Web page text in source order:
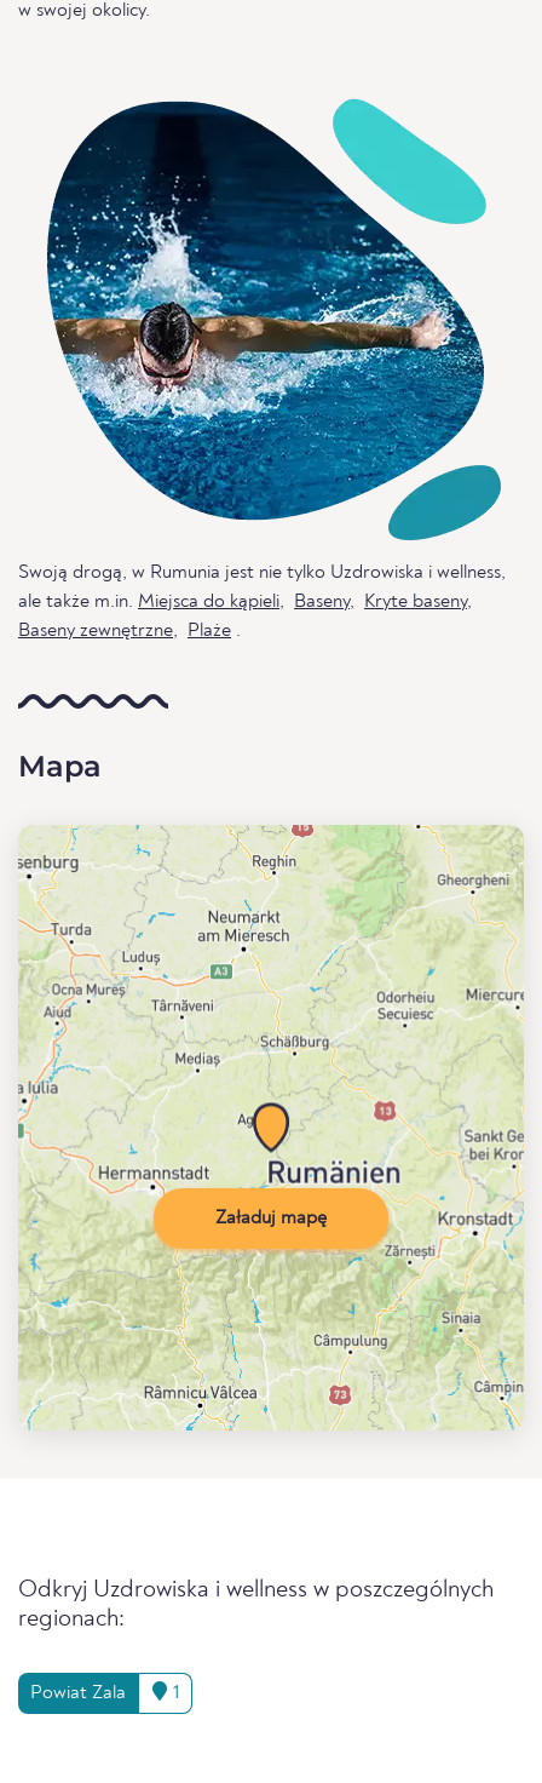
w swojej okolicy.
Swoją drogą, w Rumunia jest nie tylko Uzdrowiska i wellness,
ale także m.in. Miejsca do kąpieli, Baseny, Kryte baseny,
Baseny zewnętrzne, Plaże .
Mapa
Załaduj mapę
Odkryj Uzdrowiska i wellness w poszczególnych
regionach:
Powiat Zala 1